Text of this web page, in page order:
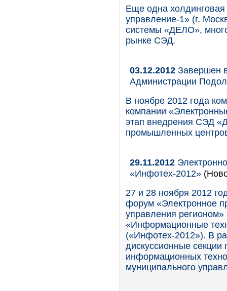
Еще одна
управление-1» (г.
системы «ДЕЛО»,
рынке СЭД.
03.12.2012 Завершен
Администрации
В ноябре 2012 года
компании
этап внедрения СЭД
промышленных
29.11.2012
«Инфотех-2012»
27 и 28 ноября 2012
форум «Электронное
управления
«Информационные
(«Инфотех-2012»). В
дискуссионные
информационных
муниципального